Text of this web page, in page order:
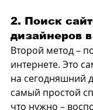
2. Поиск
дизайнеров
Второй метод –
интернете. Это
на сегодняшний
самый простой
что нужно –